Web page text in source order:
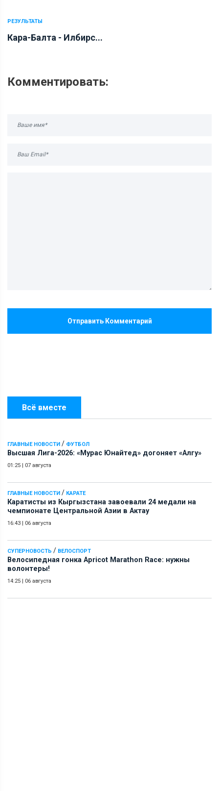
Всё вместе
ГЛАВНЫЕ НОВОСТИ / ФУТБОЛ
Высшая Лига-2026: «Мурас Юнайтед» догоняет «Алгу»
01:25 | 07 августа
ГЛАВНЫЕ НОВОСТИ / КАРАТЕ
Каратисты из Кыргызстана завоевали 24 медали на
чемпионате Центральной Азии в Актау
16:43 | 06 августа
СУПЕРНОВОСТЬ / ВЕЛОСПОРТ
Велосипедная гонка Apricot Marathon Race: нужны
волонтеры!
14:25 | 06 августа
РЕЗУЛЬТАТЫ
Кара-Балта - Илбирс...
Комментировать:
Отправить Комментарий